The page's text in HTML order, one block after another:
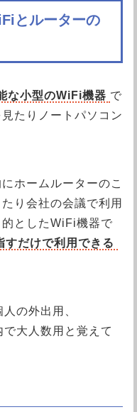
とルーターの
な小型のWiFi機器 で
たりノートパソコン
ホームルーターのこ
り会社の会議で利用
としたWiFi機器で
すだけで利用できる
の外出用、
大人数用と覚えて